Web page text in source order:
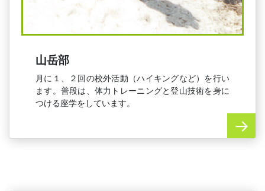
山岳部
月に１、２回の校外活動（ハイキングなど）を行い
ます。普段は、体力トレーニングと登山技術を身に
つける座学をしています。